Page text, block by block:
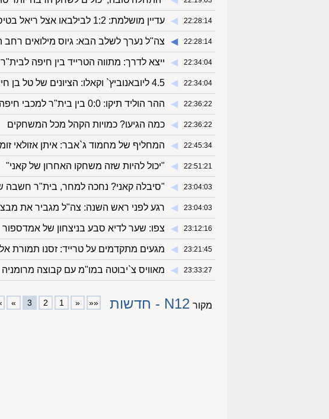
22:28:14
◀︎ עדיין מושלמת: 1:2 לבילבאו אצל ריאל בטיס
22:28:14
◀︎ צה"ל נערך לשלב הבא: גיוס מילואים רחב
22:34:04
◀︎ ייצא לדרך: מתווה הטרייד בין חיפה לבית"ר
22:34:04
◀︎ 4.5 ליובאנוביץ` וקאלו: הציונים של טל בן חיים
22:36:22
◀︎ ההר הוליד תיקו: 0:0 בין בית"ר למכבי חיפה
22:36:22
◀︎ כמה הגיעו? כמויות הקהל מכל המשחקים
22:45:34
◀︎ המחליף של מחמוד ג`אבר: איתן אזולאי
22:51:21
◀︎ "יכול להיות שזה משחקו האחרון של קאני"
23:04:03
◀︎ "סיבלה קאני? נחכה למחר, בית"ר חשבה
23:04:03
◀︎ רגע לפני ראש השנה: צה"ל מגביר את
23:12:16
◀︎ צפו: שער לדיא סבע בניצחון של אמדספור
23:21:45
◀︎ מגעים מתקדמים על טרייד: זסנו תמורת
23:33:27
◀︎ מאוויס צ`יבוטה במו"מ עם קבוצה מרומניה
מקור N12 - חדשות ««
«
1
2
3
»